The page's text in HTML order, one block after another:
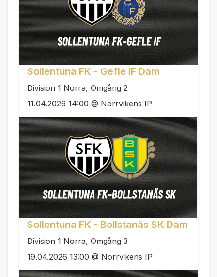
Sollentuna FK - Gefle IF Dam
Division 1 Norra, Omgång 2
11.04.2026 14:00 @ Norrvikens IP
Sollentuna FK - Bollstanäs SK Dam
Division 1 Norra, Omgång 3
19.04.2026 13:00 @ Norrvikens IP